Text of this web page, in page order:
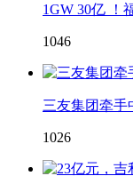
1GW 30亿 ！
1046
三友集团牵手
1026